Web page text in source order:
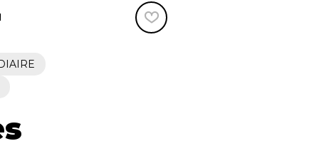
Quatuor de saxophones
Disques compacts et
DVDs